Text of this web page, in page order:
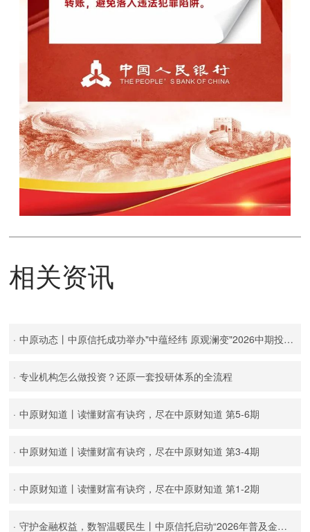
相关资讯
· 中原动态丨中原信托成功举办"中蕴经纬 原观澜变"2026中期投资策略会
· 专业机构怎么做投资？还原一套投研体系的全流程
· 中原财知道丨读懂财富有诀窍，尽在中原财知道 第5-6期
· 中原财知道丨读懂财富有诀窍，尽在中原财知道 第3-4期
· 中原财知道丨读懂财富有诀窍，尽在中原财知道 第1-2期
· 守护金融权益，数智温暖民生丨中原信托启动“2026年普及金融知识万里行活动”